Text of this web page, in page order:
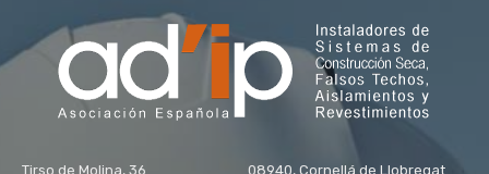
Tirso de Molina, 36 08940, Cornellá de Llobregat